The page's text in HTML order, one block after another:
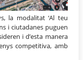
la modalitat ‘Al teu
i ciutadanes puguen
i d’esta manera
competitiva, amb